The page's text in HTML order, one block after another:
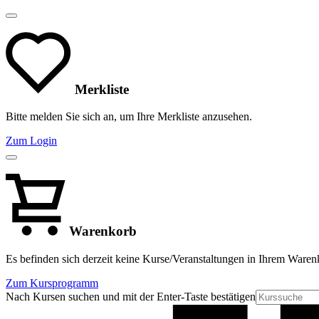
Merkliste
Bitte melden Sie sich an, um Ihre Merkliste anzusehen.
Zum Login
Warenkorb
Es befinden sich derzeit keine Kurse/Veranstaltungen in Ihrem
Zum Kursprogramm
Nach Kursen suchen und mit der Enter-Taste bestätigen